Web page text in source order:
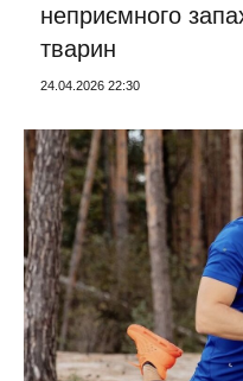
неприємного
тварин
24.04.2026 22:30